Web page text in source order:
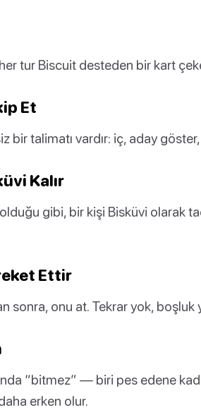
tur Biscuit desteden bir kart
Et
bir talimatı vardır: iç, aday
Kalır
gibi, bir kişi Bisküvi olarak
Ettir
sonra, onu at. Tekrar yok, boşluk
“bitmez” — biri pes edene
erken olur.